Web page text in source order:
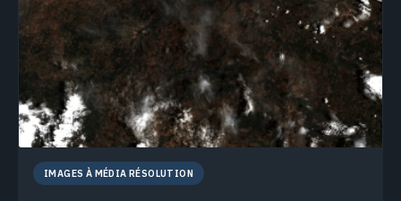
IMAGES À MÉDIA RÉSOLUTION